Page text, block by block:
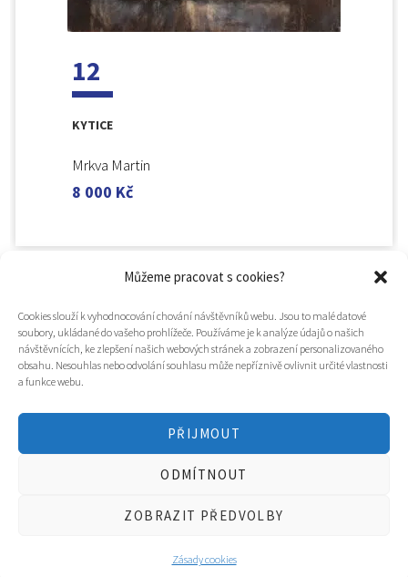
Můžeme pracovat s cookies?
Cookies slouží k vyhodnocování chování návštěvníků webu. Jsou to malé datové
soubory, ukládané do vašeho prohlížeče. Používáme je k analýze údajů o našich
návštěvnících, ke zlepšení našich webových stránek a zobrazení personalizovaného
obsahu. Nesouhlas nebo odvolání souhlasu může nepříznivě ovlivnit určité vlastnosti
a funkce webu.
PŘIJMOUT
ODMÍTNOUT
ZOBRAZIT PŘEDVOLBY
Zásady cookies
12
KYTICE
Mrkva Martin
8 000 Kč
Tvorba webu a design WOOP.design/